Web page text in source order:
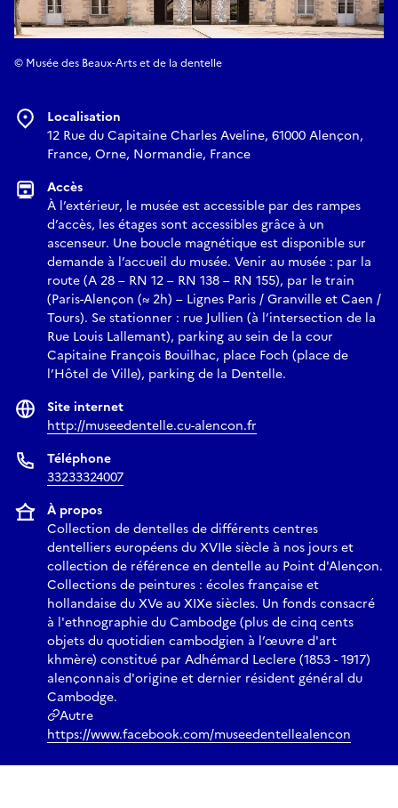
© Musée des Beaux-Arts et de la dentelle
Localisation
12 Rue du Capitaine Charles Aveline, 61000 Alençon,
France, Orne, Normandie, France
Accès
À l’extérieur, le musée est accessible par des rampes
d’accès, les étages sont accessibles grâce à un
ascenseur. Une boucle magnétique est disponible sur
demande à l’accueil du musée. Venir au musée : par la
route (A 28 – RN 12 – RN 138 – RN 155), par le train
(Paris-Alençon (≈ 2h) – Lignes Paris / Granville et Caen /
Tours). Se stationner : rue Jullien (à l’intersection de la
Rue Louis Lallemant), parking au sein de la cour
Capitaine François Bouilhac, place Foch (place de
l’Hôtel de Ville), parking de la Dentelle.
Site internet
http://museedentelle.cu-alencon.fr
Téléphone
33233324007
À propos
Collection de dentelles de différents centres
dentelliers européens du XVIIe siècle à nos jours et
collection de référence en dentelle au Point d'Alençon.
Collections de peintures : écoles française et
hollandaise du XVe au XIXe siècles. Un fonds consacré
à l'ethnographie du Cambodge (plus de cinq cents
objets du quotidien cambodgien à l’œuvre d'art
khmère) constitué par Adhémard Leclere (1853 - 1917)
alençonnais d'origine et dernier résident général du
Cambodge.
Autre
https://www.facebook.com/museedentellealencon